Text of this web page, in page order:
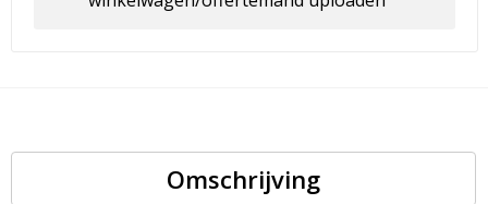
Omschrijving